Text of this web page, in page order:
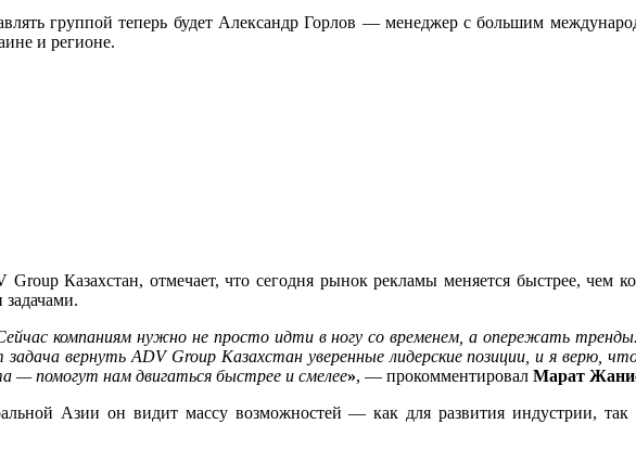
группой теперь будет Александр Горлов — менеджер с большим
и регионе.
Казахстан, отмечает, что сегодня рынок рекламы меняется быстрее, чем
компаниям нужно не просто идти в ногу со временем, а опережать
вернуть ADV Group Казахстан уверенные лидерские позиции, и я верю,
— помогут нам двигаться быстрее и смелее», — прокомментировал Марат
Азии он видит массу возможностей — как для развития индустрии,